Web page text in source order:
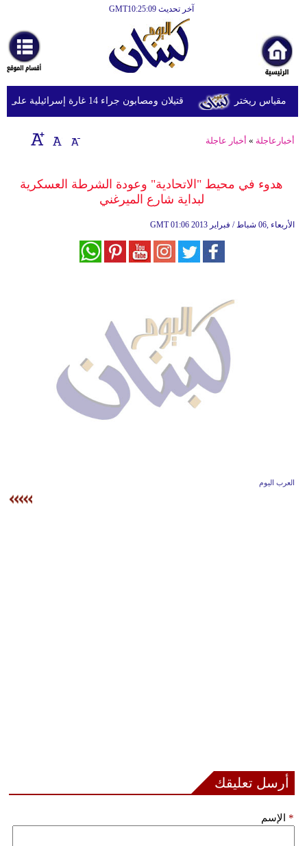
آخر تحديث GMT10:25:09
أخبارعاجلة
رياضة
ثقافة
إقتصاد
وموسيقى
أزياء
قتيلان ومصابون جراء 14 غارة إسرائيلية على شرق وجنوب لبنان
أخبارعاجلة » أخبار عاجلة
هدوء في محيط "الاتحادية" وعودة الشرطة العسكرية
لبداية شارع الميرغني
GMT 01:06 2013 الأربعاء ,06 شباط / فبراير
العرب اليوم
أرسل تعليقك
الإسم *